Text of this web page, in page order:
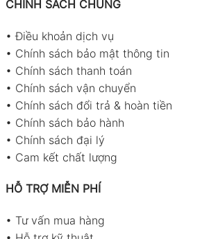
CHÍNH SÁCH CHUNG
•Điều khoản dịch vụ
• Chính sách bảo mật thông tin
• Chính sách thanh toán
• Chính sách vận chuyển
• Chính sách đổi trả & hoàn tiền
• Chính sách bảo hành
• Chính sách đại lý
• Cam kết chất lượng
HỖ TRỢ MIỄN PHÍ
• Tư vấn mua hàng